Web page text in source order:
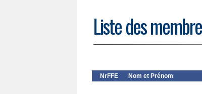
Liste des
NrFFE Nom et Prénom